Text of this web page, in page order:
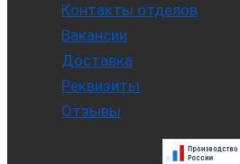
Контакты отделов
Вакансии
Доставка
Реквизиты
Отзывы